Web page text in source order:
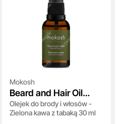
Mokosh
Beard and Hair Oil
Green Coffee &
Tobacco
Olejek do brody i włosów -
Zielona kawa z tabaką 30 ml